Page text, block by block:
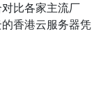
比各家主流厂
香港云服务器凭